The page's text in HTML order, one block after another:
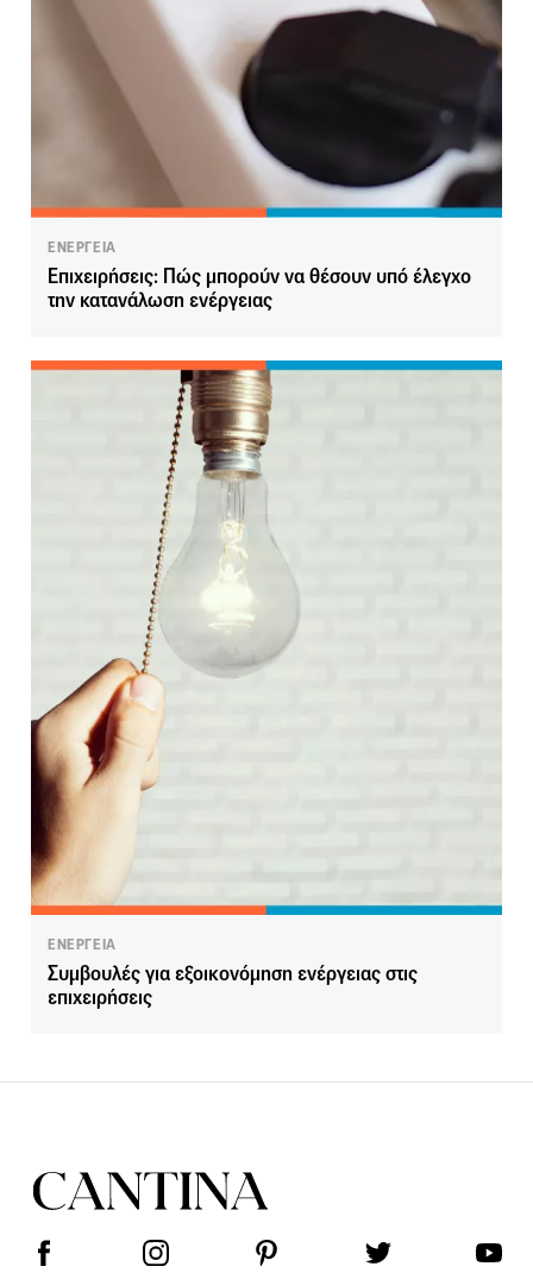
ΕΝΕΡΓΕΙΑ
Επιχειρήσεις: Πώς μπορούν να θέσουν υπό έλεγχο
την κατανάλωση ενέργειας
ΕΝΕΡΓΕΙΑ
Συμβουλές για εξοικονόμηση ενέργειας στις
επιχειρήσεις